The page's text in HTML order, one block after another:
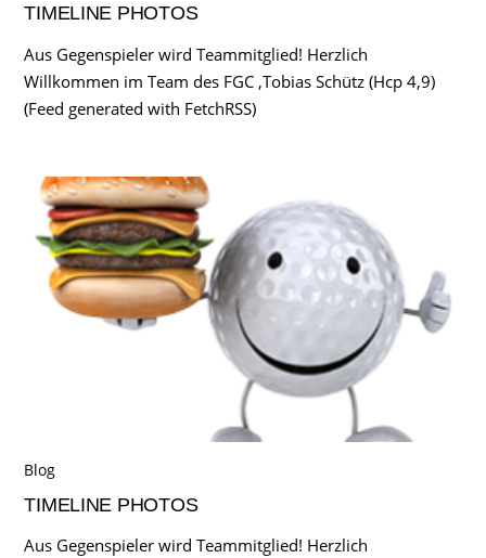
TIMELINE PHOTOS
Aus Gegenspieler wird Teammitglied! Herzlich
Willkommen im Team des FGC ,Tobias Schütz (Hcp 4,9)
(Feed generated with FetchRSS)
Blog
TIMELINE PHOTOS
Aus Gegenspieler wird Teammitglied! Herzlich